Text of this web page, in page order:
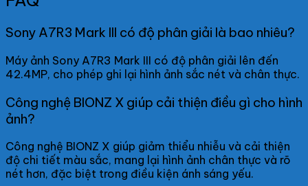
Sony A7R3 Mark III có độ phân giải là bao nhiêu?
Máy ảnh Sony A7R3 Mark III có độ phân giải lên đến
42.4MP, cho phép ghi lại hình ảnh sắc nét và chân thực.
Công nghệ BIONZ X giúp cải thiện điều gì cho hình
ảnh?
Công nghệ BIONZ X giúp giảm thiểu nhiễu và cải thiện
độ chi tiết màu sắc, mang lại hình ảnh chân thực và rõ
nét hơn, đặc biệt trong điều kiện ánh sáng yếu.